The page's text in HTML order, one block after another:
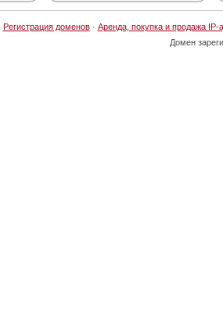
Регистрация доменов· Аренда, покупка и продажа IP-
Домен